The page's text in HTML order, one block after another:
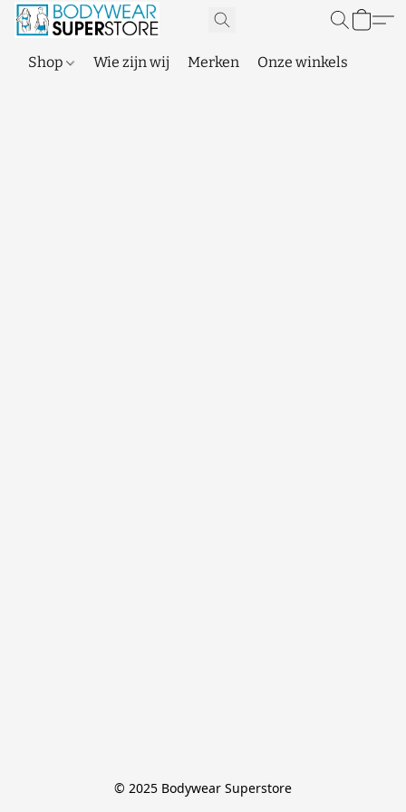
Shop Wie zijn wij Merken Onze winkels
© 2025 Bodywear Superstore